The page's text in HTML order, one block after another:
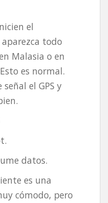
el
todo
Malasia o en
es normal.
el GPS y
datos.
es una
cómodo, pero